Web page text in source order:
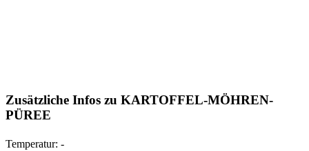
Zusätzliche Infos zu KARTOFFEL-MÖHREN-
PÜREE
Temperatur: -